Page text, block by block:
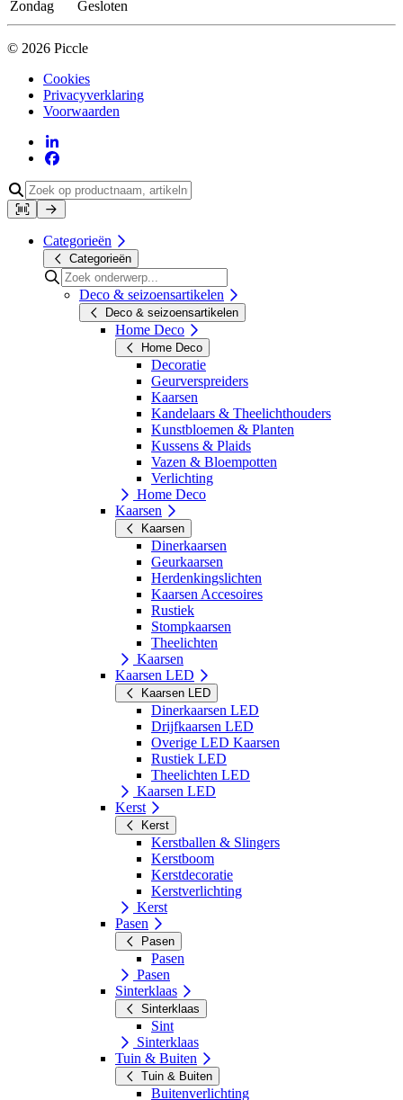
Zondag Gesloten
© 2026 Piccle
Cookies
Privacyverklaring
Voorwaarden
Categorieën
Categorieën
Deco & seizoensartikelen
Deco & seizoensartikelen
Home Deco
Home Deco
Decoratie
Geurverspreiders
Kaarsen
Kandelaars & Theelichthouders
Kunstbloemen & Planten
Kussens & Plaids
Vazen & Bloempotten
Verlichting
Home Deco
Kaarsen
Kaarsen
Dinerkaarsen
Geurkaarsen
Herdenkingslichten
Kaarsen Accesoires
Rustiek
Stompkaarsen
Theelichten
Kaarsen
Kaarsen LED
Kaarsen LED
Dinerkaarsen LED
Drijfkaarsen LED
Overige LED Kaarsen
Rustiek LED
Theelichten LED
Kaarsen LED
Kerst
Kerst
Kerstballen & Slingers
Kerstboom
Kerstdecoratie
Kerstverlichting
Kerst
Pasen
Pasen
Pasen
Pasen
Sinterklaas
Sinterklaas
Sint
Sinterklaas
Tuin & Buiten
Tuin & Buiten
Buitenverlichting